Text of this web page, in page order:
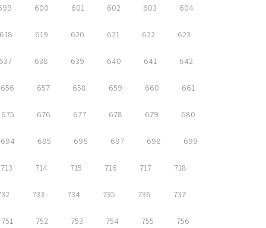
600 601 602 603 604
619 620 621 622 623
638 639 640 641 642
656 657 658 659 660 661
675 676 677 678 679 680
694 695 696 697 698 699
713 714 715 716 717 718
733 734 735 736 737
751 752 753 754 755 756